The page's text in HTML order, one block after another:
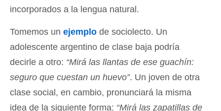
incorporados a la lengua natural.
Tomemos un ejemplo de sociolecto. Un
adolescente argentino de clase baja podría
decirle a otro: “Mirá las llantas de ese guachín:
seguro que cuestan un huevo”. Un joven de otra
clase social, en cambio, pronunciará la misma
idea de la siguiente forma: “Mirá las zapatillas de